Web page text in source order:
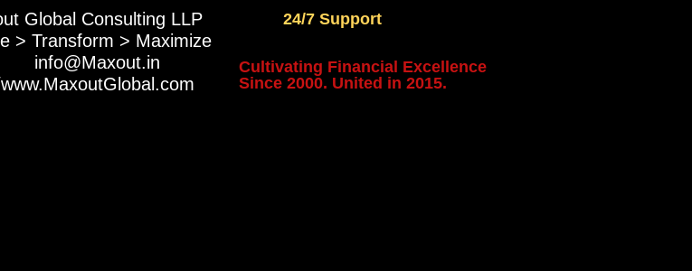
Global Consulting LLP
> Transform > Maximize
info@Maxout.in
24/7 Support
Cultivating Financial Excellence
Since 2000. United in 2015.